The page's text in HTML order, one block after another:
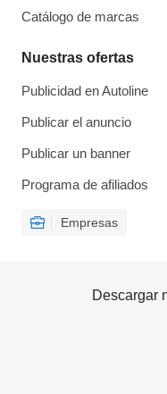
Catálogo de marcas
Nuestras ofertas
Publicidad en Autoline
Publicar el anuncio
Publicar un banner
Programa de afiliados
Empresas
Descargar